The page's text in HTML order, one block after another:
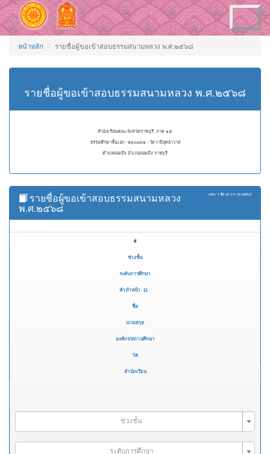
Toggle
navigation
หน้าหลัก รายชื่อผู้ขอเข้าสอบธรรมสนามหลวง พ.ศ.๒๕๖๘
รายชื่อผู้ขอเข้าสอบธรรมสนามหลวง พ.ศ.๒๕๖๘
สำนักเรียนคณะจังหวัดราชบุรี ภาค ๑๕
ธรรมศึกษาชั้นเอก - ๒๖๐๐๔๗ - วัดวาปีสุทธาวาส
ตำบลจอมบึง อำเภอจอมบึง ราชบุรี
แสดง 1 ถึง 15 จาก 15 ผลลัพธ์
รายชื่อผู้ขอเข้าสอบธรรมสนามหลวง
พ.ศ.๒๕๖๘
#
ช่วงชั้น
ระดับการศึกษา
คำนำหน้า
ชื่อ
นามสกุล
องค์กร/สถานศึกษา
วัด
สำนักเรียน
ช่วงชั้น
ระดับการศึกษา